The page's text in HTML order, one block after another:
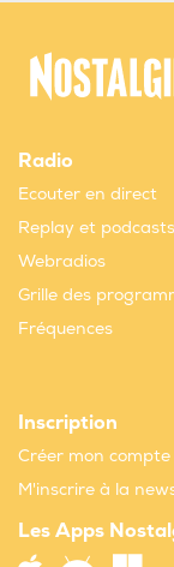
Radio
Ecouter en direct
Replay et podcasts
Webradios
Grille des
Fréquences
Inscription
Créer mon
M'inscrire à la
Les Apps